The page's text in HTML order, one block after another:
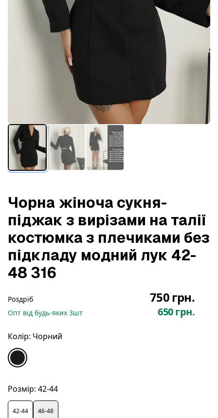
Чорна жіноча сукня-
піджак з вирізами на талії
костюмка з плечиками без
підкладу модний лук 42-
48 316
Роздріб 750 грн.
Опт від будь-яких 3шт 650 грн.
Колір: Чорний
Розмір: 42-44
42-44 46-48